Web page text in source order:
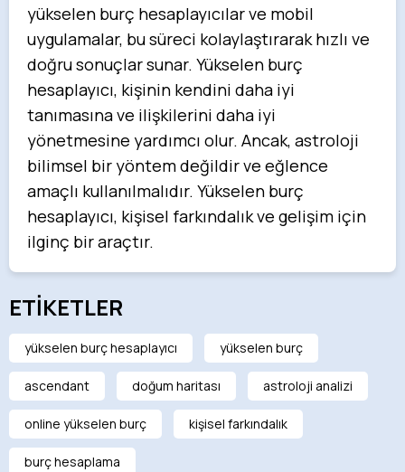
yükselen burç hesaplayıcılar ve mobil
uygulamalar, bu süreci kolaylaştırarak hızlı ve
doğru sonuçlar sunar. Yükselen burç
hesaplayıcı, kişinin kendini daha iyi
tanımasına ve ilişkilerini daha iyi
yönetmesine yardımcı olur. Ancak, astroloji
bilimsel bir yöntem değildir ve eğlence
amaçlı kullanılmalıdır. Yükselen burç
hesaplayıcı, kişisel farkındalık ve gelişim için
ilginç bir araçtır.
ETİKETLER
yükselen burç hesaplayıcı yükselen burç
ascendant doğum haritası astroloji analizi
online yükselen burç kişisel farkındalık
burç hesaplama